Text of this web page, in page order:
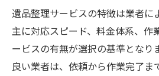
遺品整理サービスの特徴は業者に
主に対応スピード、料金体系、作
ービスの有無が選択の基準となり
良い業者は、依頼から作業完了ま